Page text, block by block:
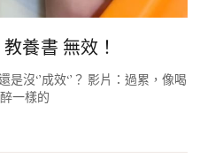
養書 無效！
沒‘’成效‘’？ 影片：過累，像喝
醉一樣的